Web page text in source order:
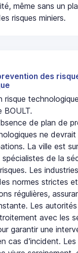
même sans un
risques miniers.
des
risque
BOULT.
de plan de
ne
La ville est
de la
Les
normes strictes
régulières,
Les
avec les
garantir une
cas d'incident.